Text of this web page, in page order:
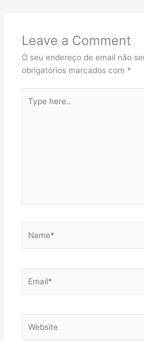
Leave a Comment
O seu endereço de email não
obrigatórios marcados com *
here..